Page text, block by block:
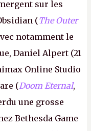
sur les
(The Outer
notamment le
Daniel Alpert (21
Online Studio
(Doom Eternal,
une grosse
Bethesda Game